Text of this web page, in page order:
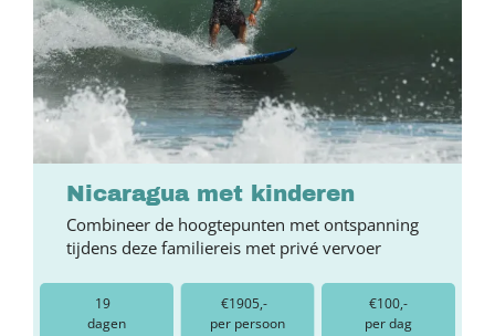
Nicaragua met kinderen
Combineer de hoogtepunten met ontspanning
tijdens deze familiereis met privé vervoer
19
dagen
€1905,-
per persoon
€100,-
per dag